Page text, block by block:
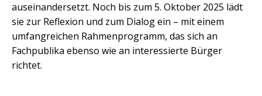
auseinandersetzt. Noch bis zum 5. Oktober 2025 lädt
sie zur Reflexion und zum Dialog ein – mit einem
umfangreichen Rahmenprogramm, das sich an
Fachpublika ebenso wie an interessierte Bürger
richtet.